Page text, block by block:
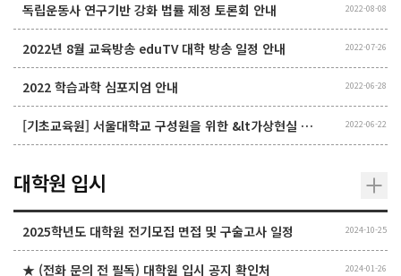
독립운동사 연구기반 강화 법률 제정 토론회 안내 2022-08-08
2022년 8월 교육방송 eduTV 대학 방송 일정 안내 2022-07-26
2022 학습과학 심포지엄 안내 2022-06-28
[기초교육원] 서울대학교 구성원을 위한 &lt가상현실 프로그래밍> 교육 안내 2022-06-22
대학원 입시
2025학년도 대학원 전기모집 면접 및 구술고사 일정 2024-10-25
★ (전화 문의 전 필독) 대학원 입시 공지 확인처 2024-01-26